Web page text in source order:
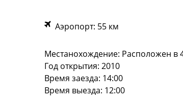
Аэропорт: 55 км
Местанохождение: Расположен в
Год открытия: 2010
Время заезда: 14:00
Время выезда: 12:00